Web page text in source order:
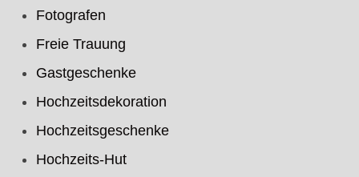
Fotografen
Freie Trauung
Gastgeschenke
Hochzeitsdekoration
Hochzeitsgeschenke
Hochzeits-Hut